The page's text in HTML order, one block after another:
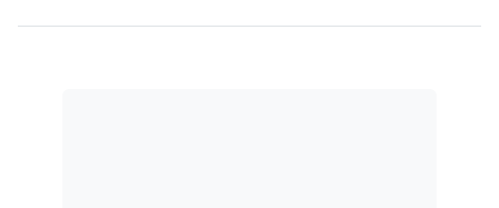
defesa do consumidor contra as práticas